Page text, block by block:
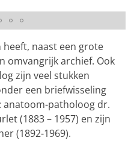
naast een grote
omvangrijk archief. Ook
zijn veel stukken
een briefwisseling
anatoom-patholoog dr.
(1883 – 1957) en zijn
(1892-1969).